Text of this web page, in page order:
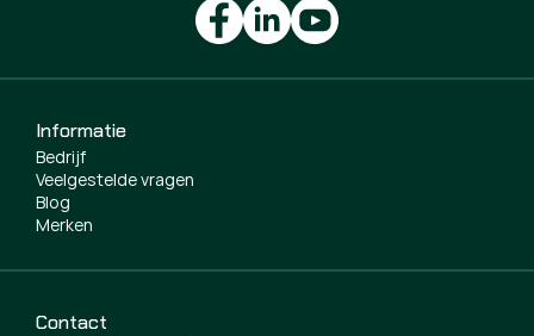
Informatie
Bedrijf
Veelgestelde vragen
Blog
Merken
Contact